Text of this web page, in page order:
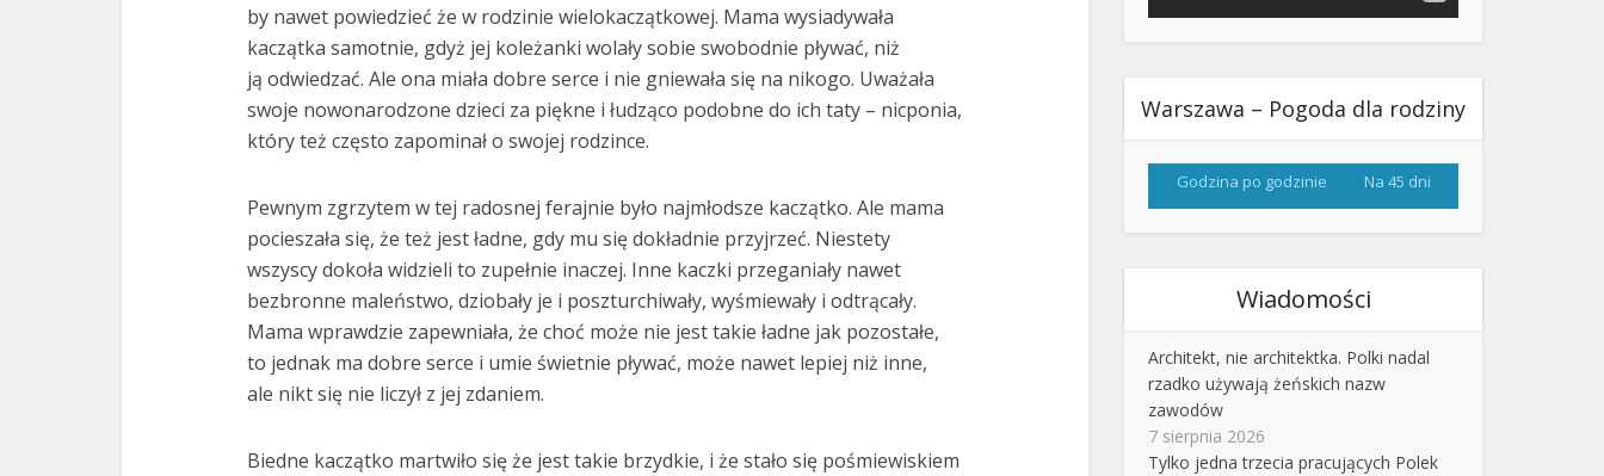
by nawet powiedzieć że w rodzinie wielokaczątkowej. Mama wysiadywała
kaczątka samotnie, gdyż jej koleżanki wolały sobie swobodnie pływać, niż
ją odwiedzać. Ale ona miała dobre serce i nie gniewała się na nikogo. Uważała
swoje nowonarodzone dzieci za piękne i łudząco podobne do ich taty – nicponia,
który też często zapominał o swojej rodzince.
Pewnym zgrzytem w tej radosnej ferajnie było najmłodsze kaczątko. Ale mama
pocieszała się, że też jest ładne, gdy mu się dokładnie przyjrzeć. Niestety
wszyscy dokoła widzieli to zupełnie inaczej. Inne kaczki przeganiały nawet
bezbronne maleństwo, dziobały je i poszturchiwały, wyśmiewały i odtrącały.
Mama wprawdzie zapewniała, że choć może nie jest takie ładne jak pozostałe,
to jednak ma dobre serce i umie świetnie pływać, może nawet lepiej niż inne,
ale nikt się nie liczył z jej zdaniem.
Biedne kaczątko martwiło się że jest takie brzydkie, i że stało się pośmiewiskiem
Warszawa – Pogoda dla rodziny
Godzina po godzinie Na 45 dni
Wiadomości
Architekt, nie architektka. Polki nadal
rzadko używają żeńskich nazw
zawodów
7 sierpnia 2026
Tylko jedna trzecia pracujących Polek